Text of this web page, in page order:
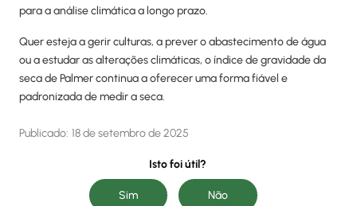
para a análise climática a longo prazo.
Quer esteja a gerir culturas, a prever o abastecimento de água
ou a estudar as alterações climáticas, o índice de gravidade da
seca de Palmer continua a oferecer uma forma fiável e
padronizada de medir a seca.
Publicado: 18 de setembro de 2025
Isto foi útil?